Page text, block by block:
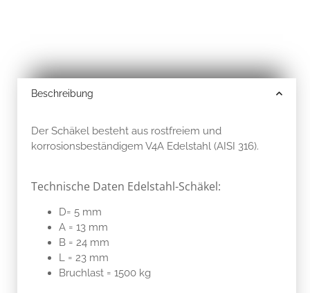
Beschreibung
Der Schäkel besteht aus rostfreiem und
korrosionsbeständigem V4A Edelstahl (AISI 316).
Technische Daten Edelstahl-Schäkel:
D= 5 mm
A = 13 mm
B = 24 mm
L = 23 mm
Bruchlast = 1500 kg